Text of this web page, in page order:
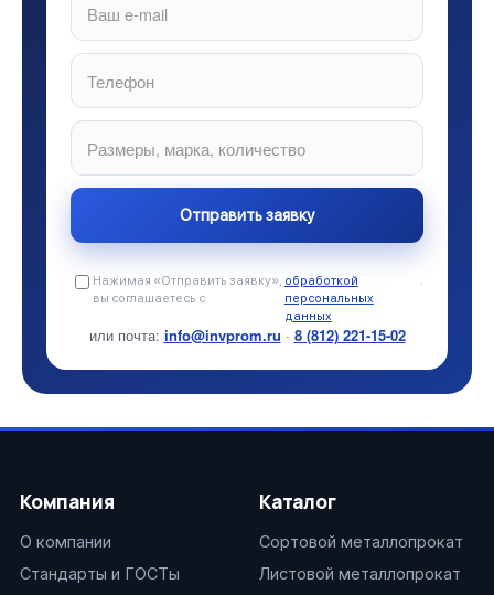
Нажимая «Отправить заявку»,
вы соглашаетесь с
обработкой
персональных
данных
.
или почта: info@invprom.ru · 8 (812) 221-15-02
Компания
О компании
Стандарты и ГОСТы
Каталог
Сортовой металлопрокат
Листовой металлопрокат